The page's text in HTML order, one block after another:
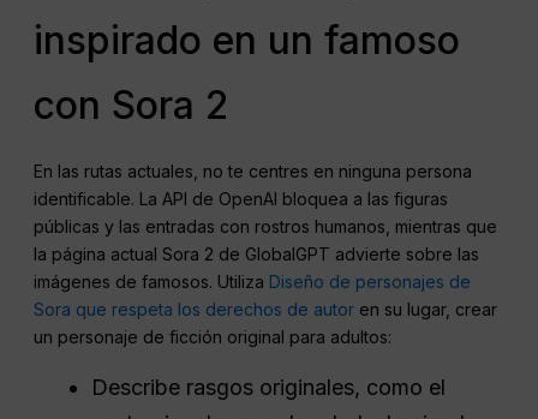
inspirado en un famoso
con Sora 2
En las rutas actuales, no te centres en ninguna persona
identificable. La API de OpenAI bloquea a las figuras
públicas y las entradas con rostros humanos, mientras que
la página actual Sora 2 de GlobalGPT advierte sobre las
imágenes de famosos. Utiliza Diseño de personajes de
Sora que respeta los derechos de autor en su lugar, crear
un personaje de ficción original para adultos:
Describe rasgos originales, como el